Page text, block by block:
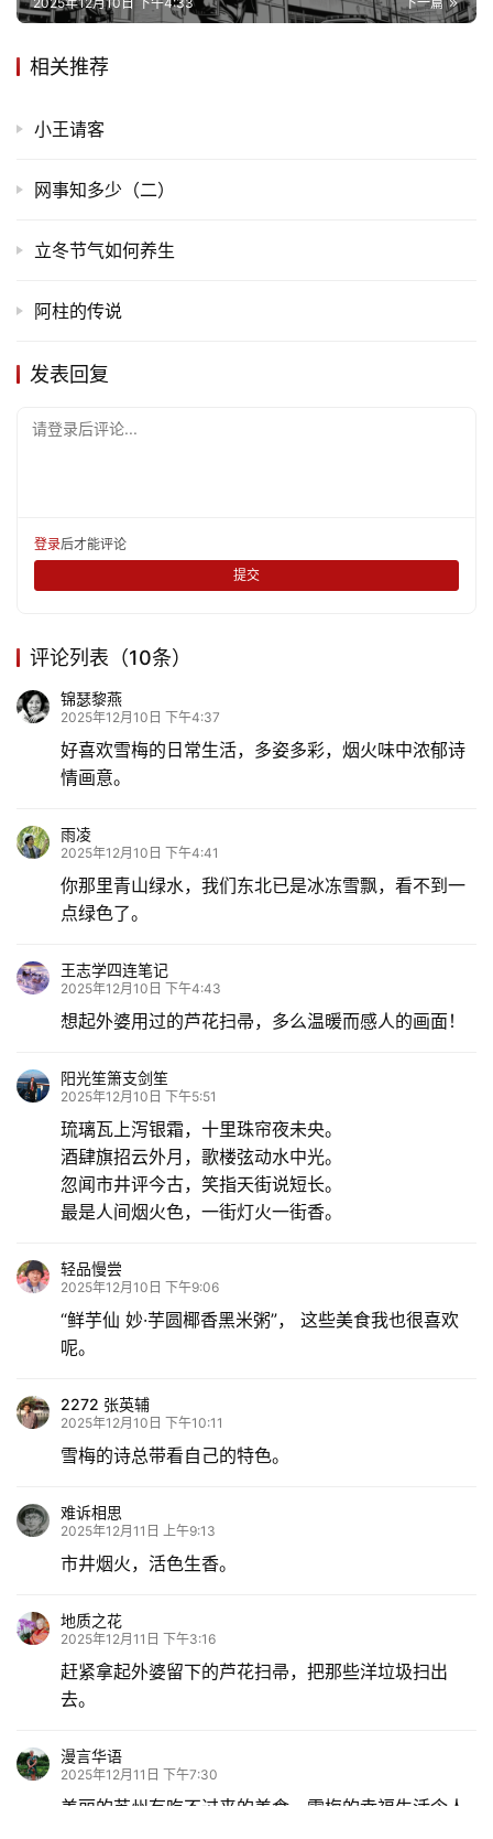
相关推荐
小王请客
网事知多少（二）
立冬节气如何养生
阿柱的传说
发表回复
请登录后评论...
登录后才能评论
提交
评论列表（10条）
锦瑟黎燕
2025年12月10日 下午4:37
好喜欢雪梅的日常生活，多姿多彩，烟火味中浓郁诗
情画意。
雨凌
2025年12月10日 下午4:41
你那里青山绿水，我们东北已是冰冻雪飘，看不到一
点绿色了。
王志学四连笔记
2025年12月10日 下午4:43
想起外婆用过的芦花扫帚，多么温暖而感人的画面！
阳光笙箫支剑笙
2025年12月10日 下午5:51
琉璃瓦上泻银霜，十里珠帘夜未央。
酒肆旗招云外月，歌楼弦动水中光。
忽闻市井评今古，笑指天街说短长。
最是人间烟火色，一街灯火一街香。
轻品慢尝
2025年12月10日 下午9:06
“鲜芋仙 妙·芋圆椰香黑米粥”， 这些美食我也很喜欢
呢。
2272 张英辅
2025年12月10日 下午10:11
雪梅的诗总带看自己的特色。
难诉相思
2025年12月11日 上午9:13
市井烟火，活色生香。
地质之花
2025年12月11日 下午3:16
赶紧拿起外婆留下的芦花扫帚，把那些洋垃圾扫出
去。
漫言华语
2025年12月11日 下午7:30
美丽的苏州有吃不过来的美食，雪梅的幸福生活令人